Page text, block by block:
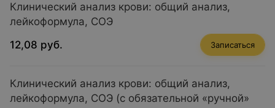
медицинских направлений. Среди них:
— могут
позволить оценить уровень гемоглобина, выявить
Биохимические тесты — могут помочь определить
Клинический анализ крови: общий анализ,
лейкоформула, СОЭ
12,08 руб.
Записаться
Клинический анализ крови: общий анализ,
лейкоформула, СОЭ (с обязательной «ручной»